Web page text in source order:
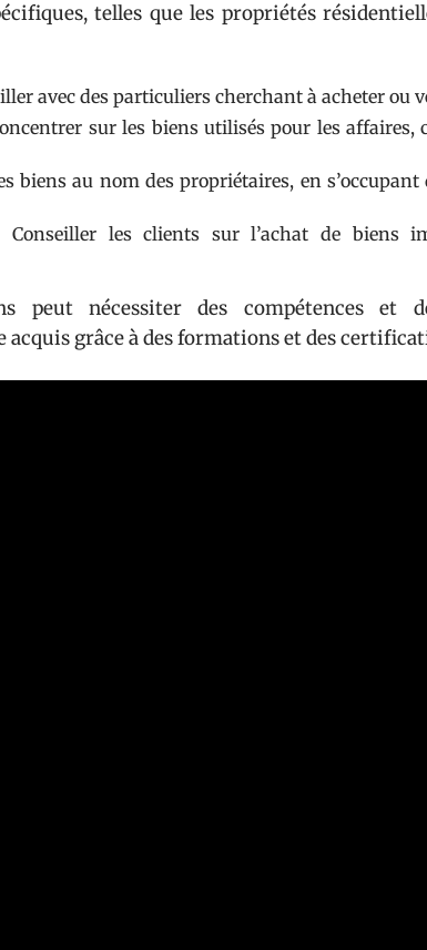
telles que les propriétés
avec des particuliers cherchant à acheter ou
sur les biens utilisés pour les affaires,
biens au nom des propriétaires, en
les clients sur l’achat de biens
peut nécessiter des compétences et
grâce à des formations et des